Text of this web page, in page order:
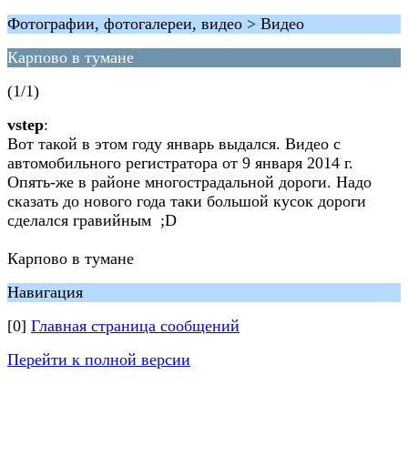
Фотографии, фотогалереи, видео > Видео
Карпово в тумане
(1/1)
vstep:
Вот такой в этом году январь выдался. Видео с
автомобильного регистратора от 9 января 2014 г.
Опять-же в районе многострадальной дороги. Надо
сказать до нового года таки большой кусок дороги
сделался гравийным ;D
Карпово в тумане
Навигация
[0] Главная страница сообщений
Перейти к полной версии